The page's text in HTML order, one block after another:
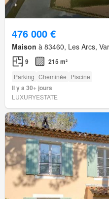
476 000 €
Maison à 83460, Les Arcs,
9 215 m²
Parking Cheminée Piscine
Il y a 30+ jours
LUXURYESTATE